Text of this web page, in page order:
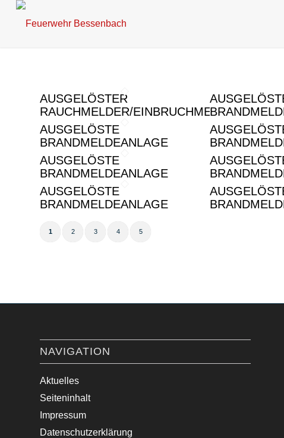
AUSGELÖSTER
RAUCHMELDER/EINBRUCHMELDER
AUSGELÖSTE
BRANDMELDEANLAGE
AUSGELÖSTE
BRANDMELDEANLAGE
AUSGELÖSTE
BRANDMELDEANLAGE
1 2 3 4 5
NAVIGATION
Aktuelles
Seiteninhalt
Impressum
Datenschutzerklärung